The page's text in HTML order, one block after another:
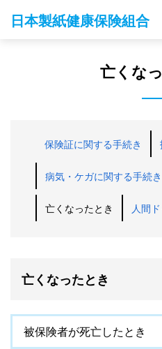
日本製紙健康保険組合
亡くな
保険証に関する手続き
病気・ケガに関する手続き
亡くなったとき 人間
亡くなったとき
被保険者が死亡したとき